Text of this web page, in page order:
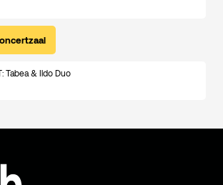
Tabea & Ildo Duo